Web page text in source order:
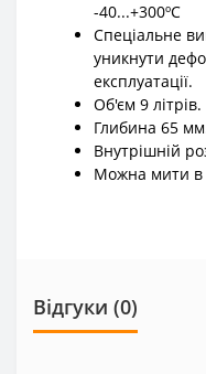
-40...+300ºС
Спеціальне
уникнути
експлуатації.
Об'єм 9 літрів.
Глибина 65
Внутрішній
Можна мити в
Відгуки (0)